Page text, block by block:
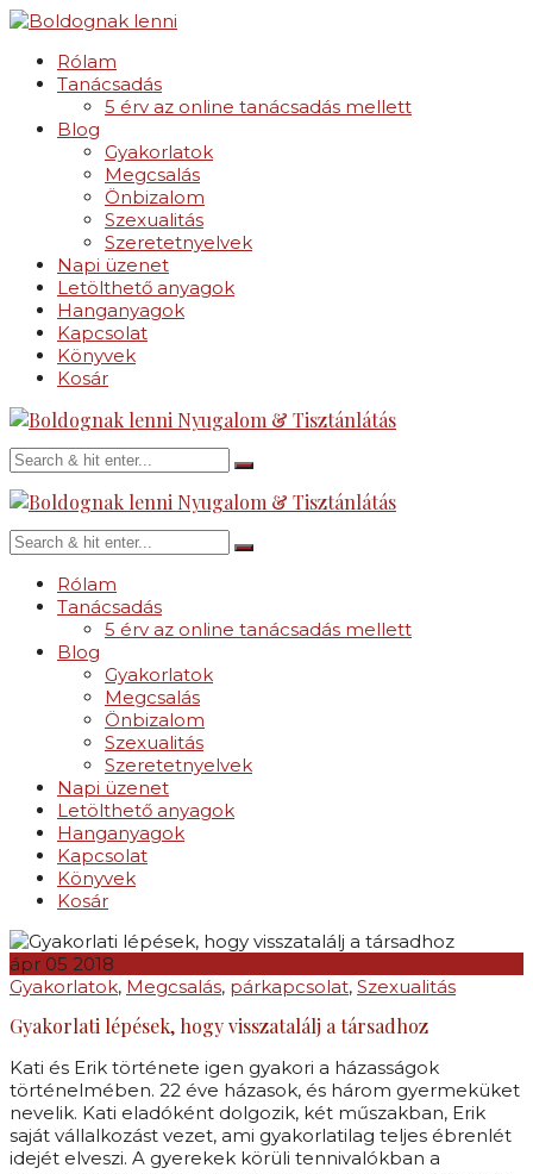
Rólam
Tanácsadás
5 érv az online tanácsadás mellett
Blog
Gyakorlatok
Megcsalás
Önbizalom
Szexualitás
Szeretetnyelvek
Napi üzenet
Letölthető anyagok
Hanganyagok
Kapcsolat
Könyvek
Kosár
Nyugalom & Tisztánlátás
Nyugalom & Tisztánlátás
Rólam
Tanácsadás
5 érv az online tanácsadás mellett
Blog
Gyakorlatok
Megcsalás
Önbizalom
Szexualitás
Szeretetnyelvek
Napi üzenet
Letölthető anyagok
Hanganyagok
Kapcsolat
Könyvek
Kosár
ápr 05 2018
Gyakorlatok, Megcsalás, párkapcsolat, Szexualitás
Gyakorlati lépések, hogy visszatalálj a társadhoz
Kati és Erik története igen gyakori a házasságok
történelmében. 22 éve házasok, és három gyermeküket
nevelik. Kati eladóként dolgozik, két műszakban, Erik
saját vállalkozást vezet, ami gyakorlatilag teljes ébrenlét
idejét elveszi. A gyerekek körüli tennivalókban a